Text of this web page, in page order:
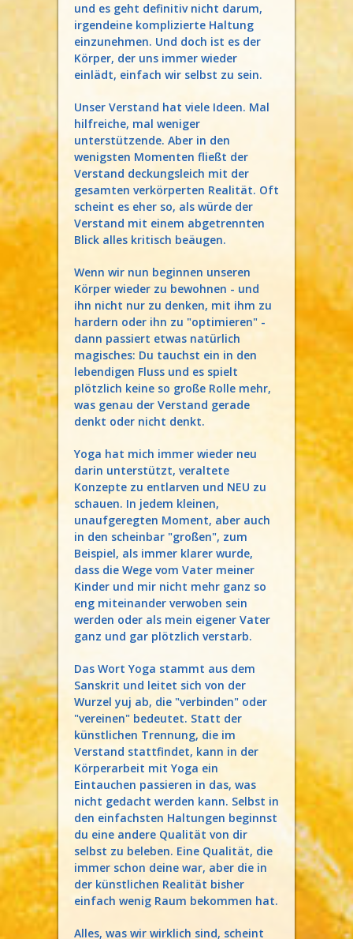
und es geht definitiv nicht darum,
irgendeine komplizierte Haltung
einzunehmen. Und doch ist es der
Körper, der uns immer wieder
einlädt, einfach wir selbst zu sein.
Unser Verstand hat viele Ideen. Mal
hilfreiche, mal weniger
unterstützende. Aber in den
wenigsten Momenten fließt der
Verstand deckungsleich mit der
gesamten verkörperten Realität. Oft
scheint es eher so, als würde der
Verstand mit einem abgetrennten
Blick alles kritisch beäugen.
Wenn wir nun beginnen unseren
Körper wieder zu bewohnen - und
ihn nicht nur zu denken, mit ihm zu
hardern oder ihn zu "optimieren" -
dann passiert etwas natürlich
magisches: Du tauchst ein in den
lebendigen Fluss und es spielt
plötzlich keine so große Rolle mehr,
was genau der Verstand gerade
denkt oder nicht denkt.
Yoga hat mich immer wieder neu
darin unterstützt, veraltete
Konzepte zu entlarven und NEU zu
schauen. In jedem kleinen,
unaufgeregten Moment, aber auch
in den scheinbar "großen", zum
Beispiel, als immer klarer wurde,
dass die Wege vom Vater meiner
Kinder und mir nicht mehr ganz so
eng miteinander verwoben sein
werden oder als mein eigener Vater
ganz und gar plötzlich verstarb.
Das Wort Yoga stammt aus dem
Sanskrit und leitet sich von der
Wurzel yuj ab, die "verbinden" oder
"vereinen" bedeutet. Statt der
künstlichen Trennung, die im
Verstand stattfindet, kann in der
Körperarbeit mit Yoga ein
Eintauchen passieren in das, was
nicht gedacht werden kann. Selbst in
den einfachsten Haltungen beginnst
du eine andere Qualität von dir
selbst zu beleben. Eine Qualität, die
immer schon deine war, aber die in
der künstlichen Realität bisher
einfach wenig Raum bekommen hat.
Alles, was wir wirklich sind, scheint